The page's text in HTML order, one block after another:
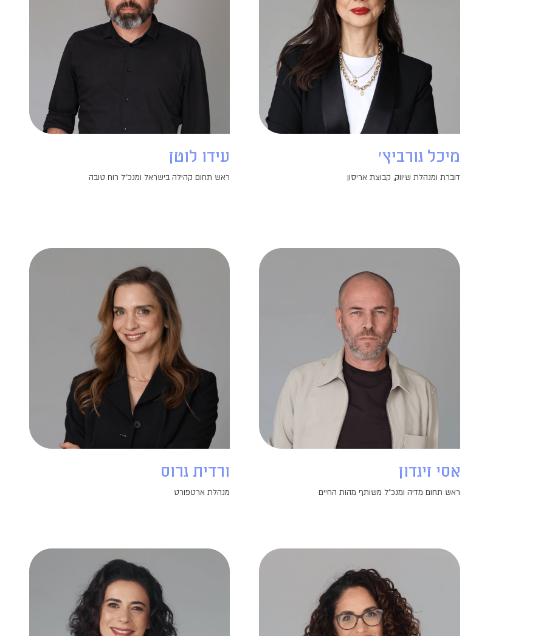
מיכל גורביץ'
דוברת ומנהלת שיווק, קבוצת אריסון
עידו לוטן
ראש תחום קהילה בישראל ומנכ"ל רוח טובה
אסי זיגדון
ראש תחום מדיה ומנכ"ל משותף מהות החיים
ורדית גרוס
מנהלת ארטפורט